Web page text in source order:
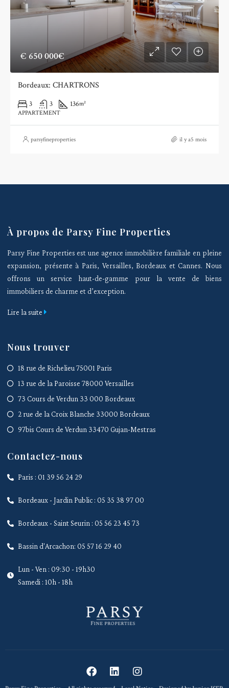
€ 650 000€
Bordeaux: CHARTRONS
3 3 136m²
APPARTEMENT
parsyfineproperties il y a5 mois
À propos de Parsy Fine Properties
Parsy Fine Properties est une agence immobilière familiale en pleine
expansion, présente à Paris, Versailles, Bordeaux et Cannes. Nous
offrons un service haut-de-gamme pour la vente de biens
immobiliers de charme et d’exception.
Lire la suite
Nous trouver
18 rue de Richelieu 75001 Paris
13 rue de la Paroisse 78000 Versailles
73 Cours de Verdun 33 000 Bordeaux
2 rue de la Croix Blanche 33000 Bordeaux
97bis Cours de Verdun 33470 Gujan-Mestras
Contactez-nous
Paris : 01 39 56 24 29
Bordeaux - Jardin Public : 05 35 38 97 00
Bordeaux - Saint Seurin : 05 56 23 45 73
Bassin d'Arcachon: 05 57 16 29 40
Lun - Ven : 09:30 - 19h30
Samedi : 10h - 18h